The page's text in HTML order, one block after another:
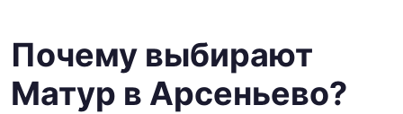
Почему выбирают
Матур в Арсеньево?